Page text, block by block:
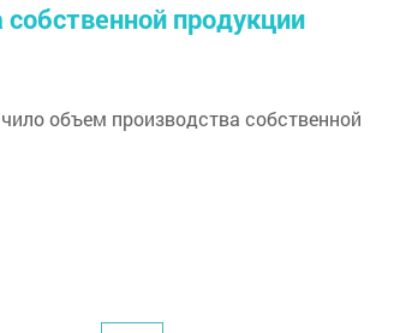
продукции
объем производства собственной